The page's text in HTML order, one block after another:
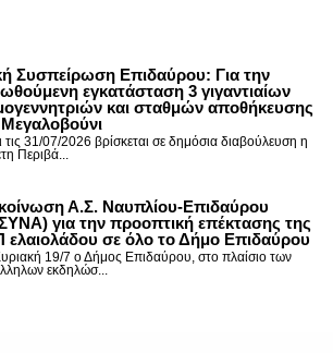
Συσπείρωση Επιδαύρου: Για την
εγκατάσταση 3 γιγαντιαίων
και σταθμών αποθήκευσης
τις 31/07/2026 βρίσκεται σε δημόσια διαβούλευση η
Περιβά...
Α.Σ. Ναυπλίου-Επιδαύρου
για την προοπτική επέκτασης της
σε όλο το Δήμο Επιδαύρου
19/7 ο Δήμος Επιδαύρου, στο πλαίσιο των
εκδηλώσ...